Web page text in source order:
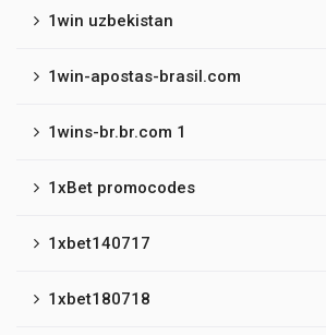
1win uzbekistan
1win-apostas-brasil.com
1wins-br.br.com 1
1xBet promocodes
1xbet140717
1xbet180718